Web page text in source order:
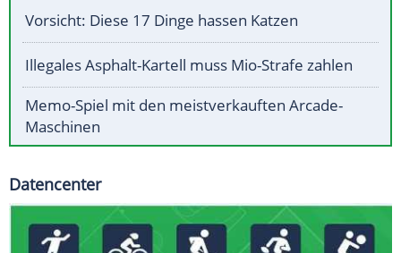
Vorsicht: Diese 17 Dinge hassen Katzen
Illegales Asphalt-Kartell muss Mio-Strafe zahlen
Memo-Spiel mit den meistverkauften Arcade-
Maschinen
Datencenter